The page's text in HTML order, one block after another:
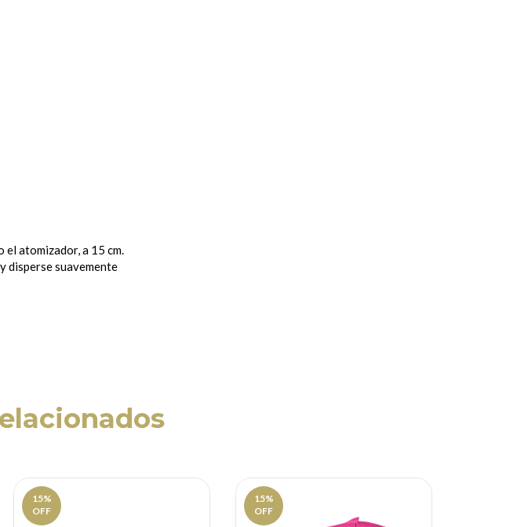
el atomizador, a 15 cm.
disperse suavemente
15%
OFF
15%
OFF